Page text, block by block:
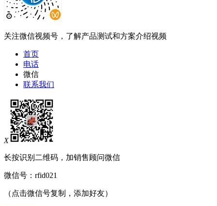
关注微信视频号，了解产品测试和方案介绍视频
首页
电话
微信
联系我们
X
长按识别二维码，加销售顾问微信
微信号： rfid021
（点击微信号复制，添加好友）